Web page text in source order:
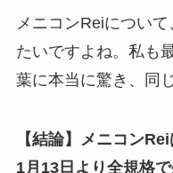
メニコンReiについ
たいですよね。私も
葉に本当に驚き、同
【結論】メニコン
1月13日より全規格